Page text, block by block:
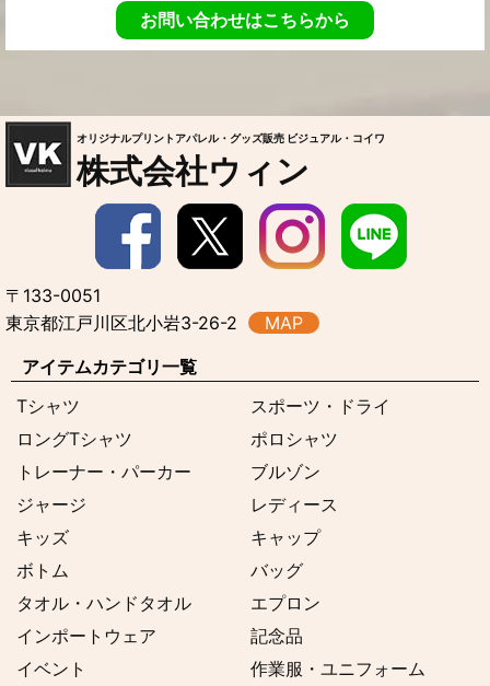
お問い合わせはこちらから
オリジナルプリントアパレル・グッズ販売 ビジュアル・コイワ
株式会社ウィン
〒133-0051
東京都江戸川区北小岩3-26-2
MAP
アイテムカテゴリ一覧
Tシャツ
スポーツ・ドライ
ロングTシャツ
ポロシャツ
トレーナー・パーカー
ブルゾン
ジャージ
レディース
キッズ
キャップ
ボトム
バッグ
タオル・ハンドタオル
エプロン
インポートウェア
記念品
イベント
作業服・ユニフォーム